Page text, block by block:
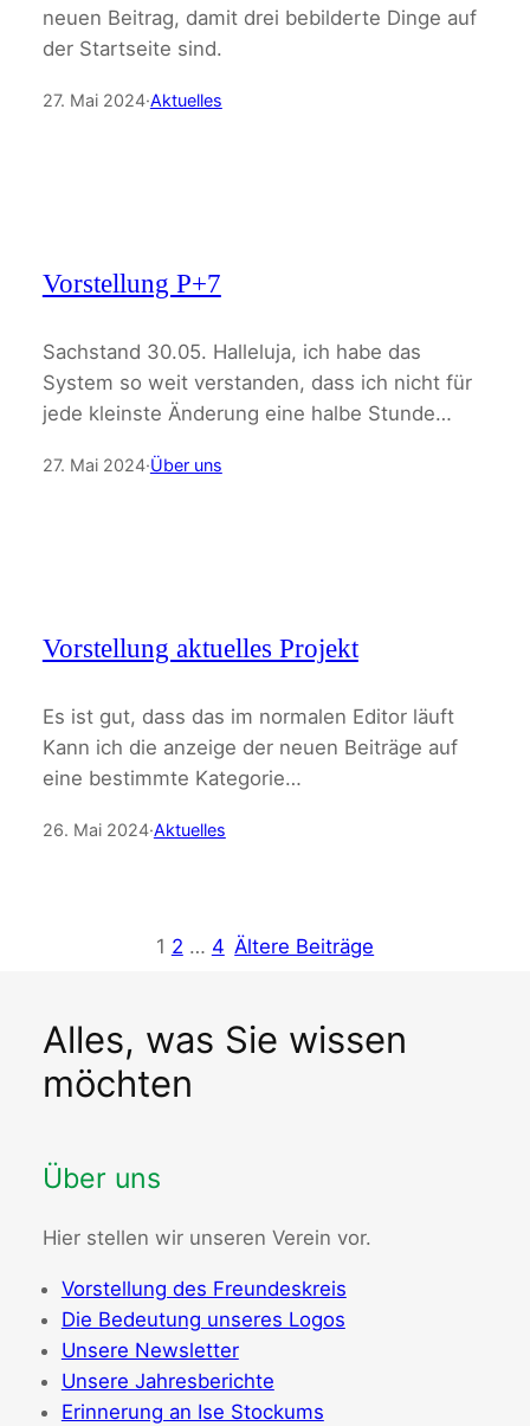
neuen Beitrag, damit drei bebilderte Dinge auf
der Startseite sind.
27. Mai 2024·Aktuelles
Vorstellung P+7
Sachstand 30.05. Halleluja, ich habe das
System so weit verstanden, dass ich nicht für
jede kleinste Änderung eine halbe Stunde…
27. Mai 2024·Über uns
Vorstellung aktuelles Projekt
Es ist gut, dass das im normalen Editor läuft
Kann ich die anzeige der neuen Beiträge auf
eine bestimmte Kategorie…
26. Mai 2024·Aktuelles
1 2 … 4 Ältere Beiträge
Alles, was Sie wissen
möchten
Über uns
Hier stellen wir unseren Verein vor.
Vorstellung des Freundeskreis
Die Bedeutung unseres Logos
Unsere Newsletter
Unsere Jahresberichte
Erinnerung an Ise Stockums